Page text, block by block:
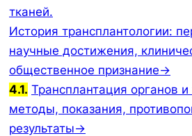
тканей.
История трансплантологии:
научные достижения,
общественное признание→
4.1. Трансплантация органов
методы, показания,
результаты→